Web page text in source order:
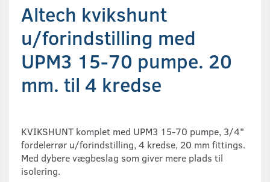
Altech kvikshunt
u/forindstilling med
UPM3 15-70 pumpe. 20
mm. til 4 kredse
KVIKSHUNT komplet med UPM3 15-70 pumpe, 3/4"
fordelerrør u/forindstilling, 4 kredse, 20 mm fittings.
Med dybere vægbeslag som giver mere plads til
isolering.